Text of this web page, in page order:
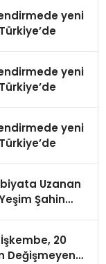
yeni
yeni
yeni
Uzanan
Şahin
20
Değişmeyen